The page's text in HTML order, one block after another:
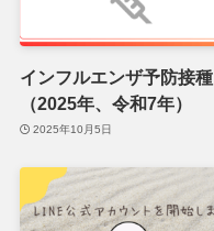
インフルエンザ予防接種
（2025年、令和7年）
2025年10月5日